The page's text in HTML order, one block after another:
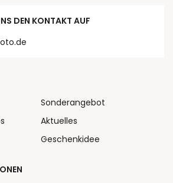
DEN KONTAKT AUF
Sonderangebot
Aktuelles
Geschenkidee